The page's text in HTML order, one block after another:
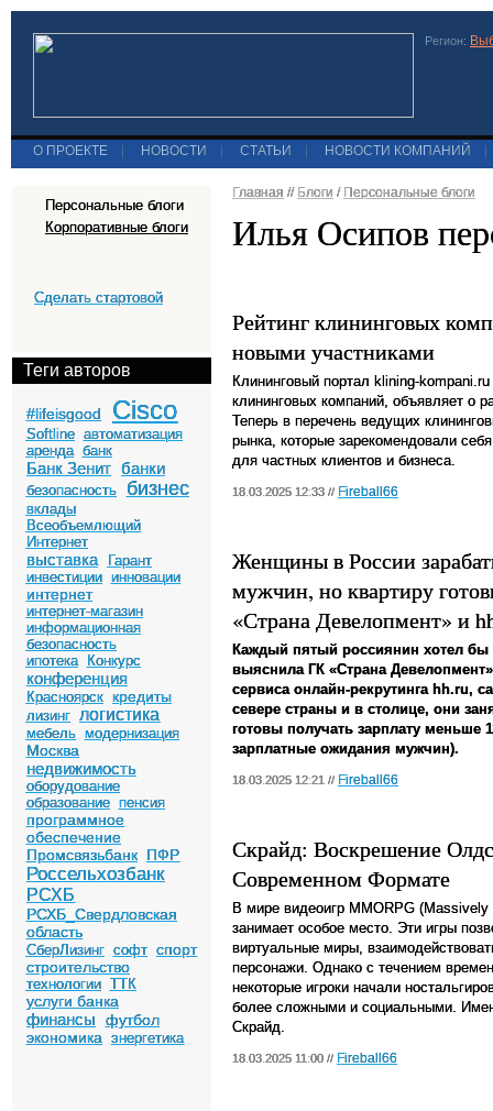
Регион:
О ПРОЕКТЕ НОВОСТИ СТАТЬИ НОВОСТИ КОМПАНИЙ
Персональные блоги
Корпоративные блоги
Сделать стартовой
Теги авторов
#lifeisgood Cisco
Softline автоматизация
аренда банк
Банк Зенит банки
безопасность бизнес
вклады
Всеобъемлющий
Интернет
выставка
Гарант
инвестиции инновации
интернет
интернет-магазин
информационная
безопасность
ипотека
Конкурс
конференция
Красноярск кредиты
лизинг логистика
мебель модернизация
Москва
недвижимость
оборудование
образование пенсия
программное
обеспечение
Промсвязьбанк ПФР
Россельхозбанк
РСХБ
РСХБ_Свердловская
область
СберЛизинг софт спорт
строительство
технологии ТТК
услуги банка
финансы
футбол
экономика
энергетика
Главная // Блоги / Персональные блоги
Илья Осипов
Рейтинг клининговых
новыми участниками
Клининговый портал klining-
клининговых компаний, объявляет о
Теперь в перечень ведущих
рынка, которые зарекомендовали
для частных клиентов и бизнеса.
18.03.2025 12:33 // Fireball66
Женщины в России
мужчин, но квартиру
«Страна Девелопмент» и
Каждый пятый россиянин хотел бы
выяснила ГК «Страна
сервиса онлайн-рекрутинга hh.ru,
севере страны и в столице, они
готовы получать зарплату меньше
зарплатные ожидания мужчин).
18.03.2025 12:21 // Fireball66
Скрайд: Воскрешение
Современном Формате
В мире видеоигр MMORPG
занимает особое место. Эти игры
виртуальные миры,
персонажи. Однако с течением
некоторые игроки начали
более сложными и социальными.
Скрайд.
18.03.2025 11:00 // Fireball66